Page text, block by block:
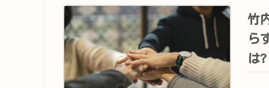
竹
ら
は?